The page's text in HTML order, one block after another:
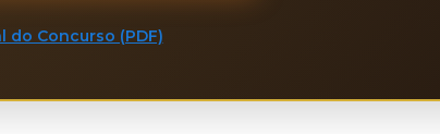
do Concurso (PDF)